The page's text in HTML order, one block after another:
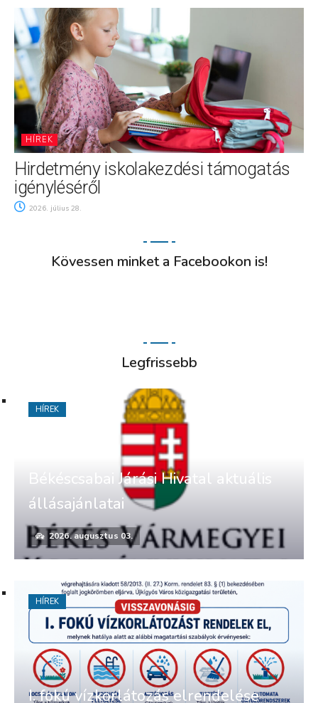
HÍREK
Hirdetmény iskolakezdési támogatás
igényléséről
2026. július 28.
Kövessen minket a Facebookon is!
Legfrissebb
Békéscsabai Járási Hivatal aktuális
állásajánlatai
2026. augusztus 03.
HÍREK
I. fokú vízkorlátozás elrendelése
HÍREK